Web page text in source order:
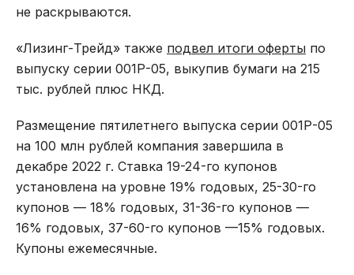
не раскрываются.
«Лизинг-Трейд» также подвел итоги оферты по
выпуску серии 001Р-05, выкупив бумаги на 215
тыс. рублей плюс НКД.
Размещение пятилетнего выпуска серии 001Р-05
на 100 млн рублей компания завершила в
декабре 2022 г. Ставка 19-24-го купонов
установлена на уровне 19% годовых, 25-30-го
купонов — 18% годовых, 31-36-го купонов —
16% годовых, 37-60-го купонов —15% годовых.
Купоны ежемесячные.